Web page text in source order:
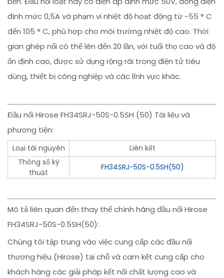
định mức 0,5A và phạm vi nhiệt độ hoạt động từ -55 ° C
đến 105 ° C, phù hợp cho môi trường nhiệt độ cao. Thời
gian ghép nối có thể lên đến 20 lần, với tuổi thọ cao và độ
ổn định cao, được sử dụng rộng rãi trong điện tử tiêu
dùng, thiết bị công nghiệp và các lĩnh vực khác.
Đầu nối Hirose FH34SRJ-50S-0.5SH (50) Tài liệu và
phương tiện:
Loại tài nguyên
Liên kết
Thông số kỹ
thuật
FH34SRJ-50S-0.5SH(50)
Mô tả liên quan đến thay thế chính hãng đầu nối Hirose
FH34SRJ-50S-0.5SH(50):
Chúng tôi tập trung vào việc cung cấp các đầu nối
thương hiệu (Hirose) tại chỗ và cam kết cung cấp cho
khách hàng các giải pháp kết nối chất lượng cao và